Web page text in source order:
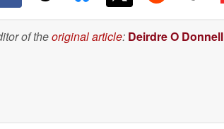
of theoriginal article: Deirdre O Donnell